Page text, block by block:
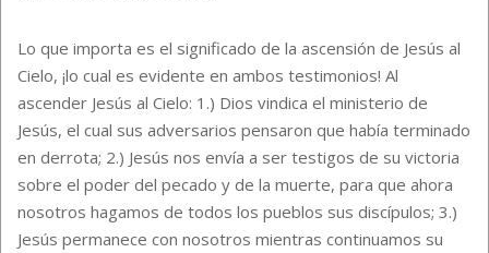
Lo que importa es el significado de la ascensión de Jesús al
Cielo, ¡lo cual es evidente en ambos testimonios! Al
ascender Jesús al Cielo: 1.) Dios vindica el ministerio de
Jesús, el cual sus adversarios pensaron que había terminado
en derrota; 2.) Jesús nos envía a ser testigos de su victoria
sobre el poder del pecado y de la muerte, para que ahora
nosotros hagamos de todos los pueblos sus discípulos; 3.)
Jesús permanece con nosotros mientras continuamos su